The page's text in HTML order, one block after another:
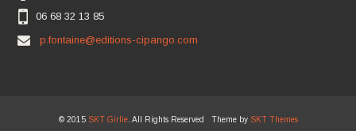
06 68 32 13 85
p.fontaine@editions-cipango.com
© 2015 SKT Girlie. All Rights Reserved Theme by SKT Themes